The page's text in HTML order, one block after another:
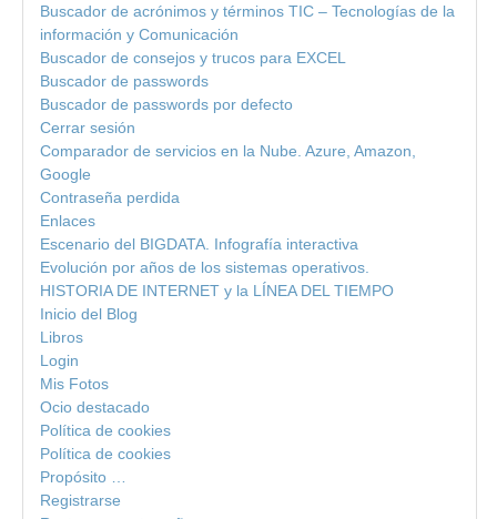
Buscador de acrónimos y términos TIC – Tecnologías de la
información y Comunicación
Buscador de consejos y trucos para EXCEL
Buscador de passwords
Buscador de passwords por defecto
Cerrar sesión
Comparador de servicios en la Nube. Azure, Amazon,
Google
Contraseña perdida
Enlaces
Escenario del BIGDATA. Infografía interactiva
Evolución por años de los sistemas operativos.
HISTORIA DE INTERNET y la LÍNEA DEL TIEMPO
Inicio del Blog
Libros
Login
Mis Fotos
Ocio destacado
Política de cookies
Política de cookies
Propósito …
Registrarse